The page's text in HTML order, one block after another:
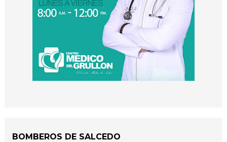
BOMBEROS DE SALCEDO